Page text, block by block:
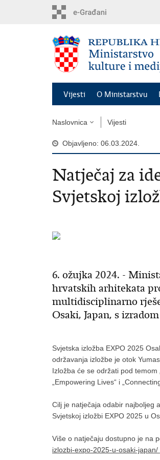
Vijesti O Ministarstvu
Naslovnica Vijesti
Objavljeno: 06.03.2024.
Natječaj za
Svjetskoj
6. ožujka 2024. -
hrvatskih arhitekata
multidisciplinarno
Osaki, Japan, s
Svjetska izložba EXPO 2025
održavanja izložbe je otok
Izložba će se održati pod temom
„Empowering Lives“ i
Cilj je natječaja odabir najboljeg
Svjetskoj izložbi EXPO 2025 u
Više o natječaju dostupno je na
izlozbi-expo-2025-u-osaki-japan/